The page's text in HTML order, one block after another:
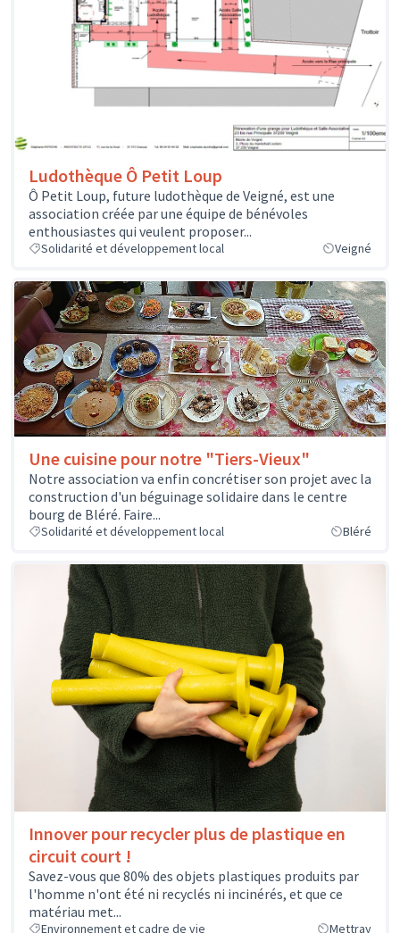
Ludothèque Ô Petit Loup
Ô Petit Loup, future ludothèque de Veigné, est une
association créée par une équipe de bénévoles
enthousiastes qui veulent proposer...
Solidarité et développement local Veigné
Une cuisine pour notre "Tiers-Vieux"
Notre association va enfin concrétiser son projet avec la
construction d'un béguinage solidaire dans le centre
bourg de Bléré. Faire...
Solidarité et développement local Bléré
Innover pour recycler plus de plastique en
circuit court !
Savez-vous que 80% des objets plastiques produits par
l'homme n'ont été ni recyclés ni incinérés, et que ce
matériau met...
Environnement et cadre de vie Mettray